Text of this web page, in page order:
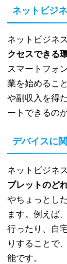
ネットビジ
ネットビジネ
クセスできる
スマートフォ
業を始めるこ
や副収入を得
ートできるの
デバイスに
ネットビジネ
ブレットのど
やちょっとし
ます。例えば
行ったり、自
りすることで
能です。